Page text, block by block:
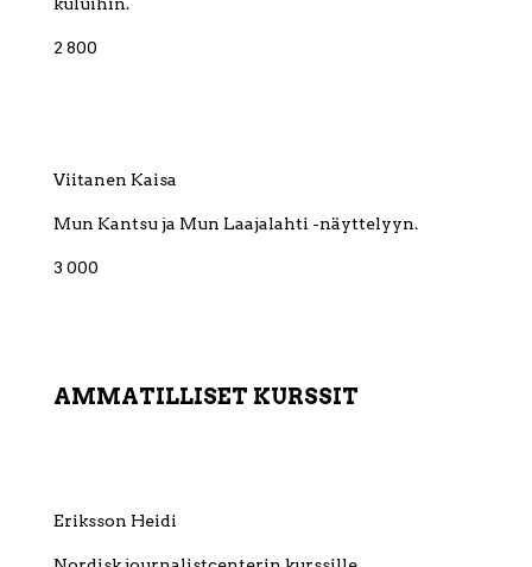
2 800
Viitanen Kaisa
Mun Kantsu ja Mun Laajalahti -näyttelyyn.
3 000
AMMATILLISET KURSSIT
Eriksson Heidi